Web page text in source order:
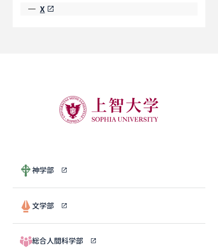
X
神学部
文学部
総合人間科学部